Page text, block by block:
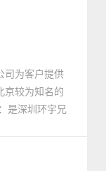
司为客户提供
京较为知名的
是深圳环宇兄